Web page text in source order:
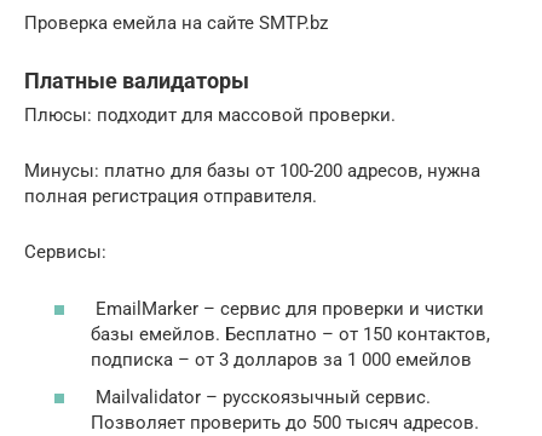
Проверка емейла на сайте SMTP.bz
Платные валидаторы
Плюсы: подходит для массовой проверки.
Минусы: платно для базы от 100-200 адресов, нужна
полная регистрация отправителя.
Сервисы:
EmailMarker – сервис для проверки и чистки
базы емейлов. Бесплатно – от 150 контактов,
подписка – от 3 долларов за 1 000 емейлов
Mailvalidator – русскоязычный сервис.
Позволяет проверить до 500 тысяч адресов.